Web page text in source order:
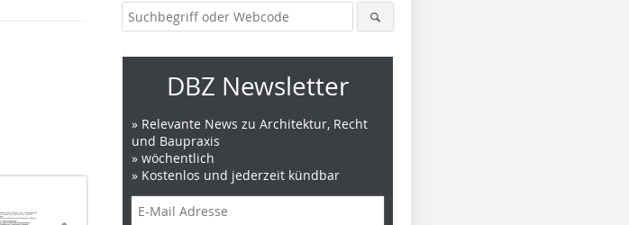
DBZ Newsletter
» Relevante News zu Architektur, Recht
und Baupraxis
» wöchentlich
» Kostenlos und jederzeit kündbar